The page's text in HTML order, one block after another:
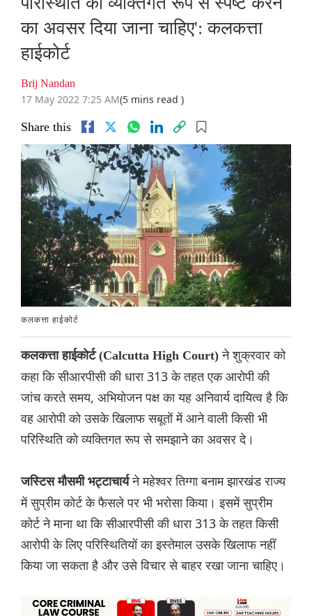
का अवसर दिया जाना चाहिए': कलकत्ता
हाईकोर्ट
Brij Nandan
17 May 2022 7:25 AM(5 mins read )
Share this
कलकत्ता हाईकोर्ट
कलकत्ता हाईकोर्ट (Calcutta High Court) ने शुक्रवार को
कहा कि सीआरपीसी की धारा 313 के तहत एक आरोपी की
जांच करते समय, अभियोजन पक्ष का यह अनिवार्य दायित्व है कि
वह आरोपी को उसके खिलाफ सबूतों में आने वाली किसी भी
परिस्थिति को व्यक्तिगत रूप से समझाने का अवसर दे।
जस्टिस मौसमी भट्टाचार्यने महेश्वर तिग्गा बनाम झारखंड राज्य
में सुप्रीम कोर्ट के फैसले पर भी भरोसा किया। इसमें सुप्रीम
कोर्ट ने माना था कि सीआरपीसी की धारा 313 के तहत किसी
आरोपी के लिए परिस्थितियों का इस्तेमाल उसके खिलाफ नहीं
किया जा सकता है और उसे विचार से बाहर रखा जाना चाहिए।